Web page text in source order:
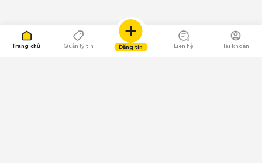
Trang chủ Quản lý tin Đăng tin Liên hệ Tài khoản